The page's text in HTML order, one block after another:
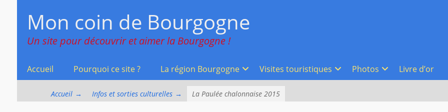
Mon coin de Bourgogne
Un site pour découvrir et aimer la Bourgogne !
contenu
Accueil Pourquoi ce site ? La région Bourgogne Visites touristiques Photos Livre d’or
Accueil → Infos et sorties culturelles → La Paulée chalonnaise 2015